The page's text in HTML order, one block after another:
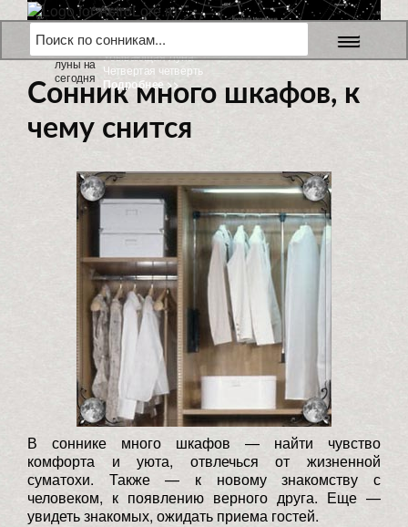
6 августа 2026 г.
Убывающая Луна
Четвертая четверть
Подробнее >>
Сонник много шкафов, к
чему снится
В соннике много шкафов — найти чувство
комфорта и уюта, отвлечься от жизненной
суматохи. Также — к новому знакомству с
человеком, к появлению верного друга. Еще —
увидеть знакомых, ожидать приема гостей.